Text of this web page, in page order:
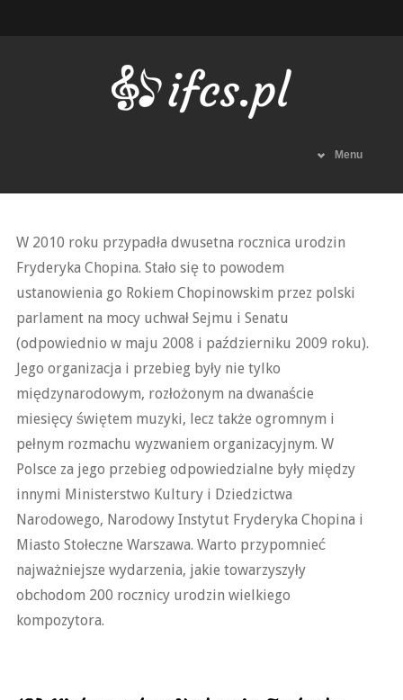
Menu
W 2010 roku przypadła dwusetna rocznica urodzin
Fryderyka Chopina. Stało się to powodem
ustanowienia go Rokiem Chopinowskim przez polski
parlament na mocy uchwał Sejmu i Senatu
(odpowiednio w maju 2008 i październiku 2009 roku).
Jego organizacja i przebieg były nie tylko
międzynarodowym, rozłożonym na dwanaście
miesięcy świętem muzyki, lecz także ogromnym i
pełnym rozmachu wyzwaniem organizacyjnym. W
Polsce za jego przebieg odpowiedzialne były między
innymi Ministerstwo Kultury i Dziedzictwa
Narodowego, Narodowy Instytut Fryderyka Chopina i
Miasto Stołeczne Warszawa. Warto przypomnieć
najważniejsze wydarzenia, jakie towarzyszyły
obchodom 200 rocznicy urodzin wielkiego
kompozytora.